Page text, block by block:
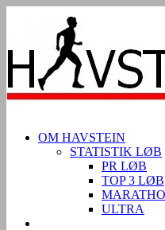
OM HAVSTEIN
STATISTIK LØB
PR LØB
TOP 3 LØB
ULTRA